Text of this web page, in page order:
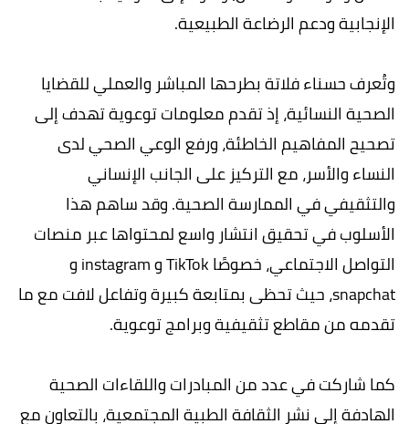
الإنجابية ودعم الرضاعة الطبيعية.
وتُعرف حسناء فلاتة بطرحها المباشر والعملي للقضايا
الصحية النسائية، إذ تقدم معلومات توعوية تهدف إلى
تصحيح المفاهيم الخاطئة، ورفع الوعي الصحي لدى
النساء والأسر، مع التركيز على الجانب الإنساني
والتثقيفي في الممارسة الصحية. وقد ساهم هذا
الأسلوب في تحقيق انتشار واسع لمحتواها عبر منصات
التواصل الاجتماعي، خصوصًا TikTok و instagram و
snapchat، حيث تحظى بمتابعة كبيرة وتفاعل لافت مع ما
تقدمه من مقاطع تثقيفية وبرامج توعوية.
كما شاركت في عدد من المبادرات واللقاءات الصحية
الهادفة إلى نشر الثقافة الطبية المجتمعية، بالتعاون مع